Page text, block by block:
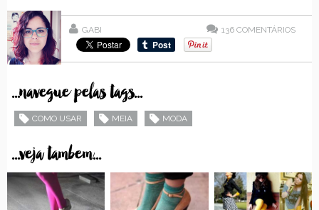
GABI 136 COMENTÁRIOS
...navegue pelas tags...
COMO USAR MEIA MODA
...veja tambem...